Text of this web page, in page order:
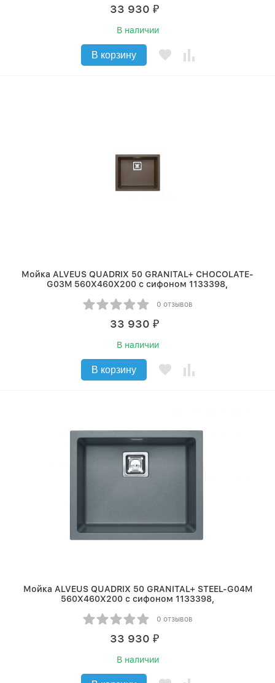
33 930 ₽
В наличии
В корзину
Мойка ALVEUS QUADRIX 50 GRANITAL+ CHOCOLATE-
G03M 560X460X200 с сифоном 1133398,
0 отзывов
33 930 ₽
В наличии
В корзину
Мойка ALVEUS QUADRIX 50 GRANITAL+ STEEL-G04M
560X460X200 с сифоном 1133398,
0 отзывов
33 930 ₽
В наличии